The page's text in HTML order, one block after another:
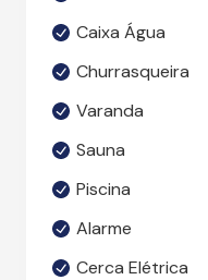
Caixa Água
Churrasqueira
Varanda
Sauna
Piscina
Alarme
Cerca Elétrica